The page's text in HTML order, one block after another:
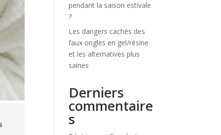
pendant la saison estivale
?
Les dangers cachés des
faux ongles en gel/résine
et les alternatives plus
saines
Derniers
commentaire
s